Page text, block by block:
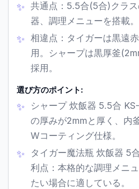
共通点：5.5合(5合)クラ
器、調理メニューを搭載。
相違点：タイガーは黒遠
用。シャープは黒厚釜
採用。
選び方のポイント:
シャープ 炊飯器 5.5合
の厚みが2mmと厚く、内
Wコーティング仕様。
タイガー魔法瓶 炊飯器 5
利点：本格的な調理メニ
たい場合に適している。